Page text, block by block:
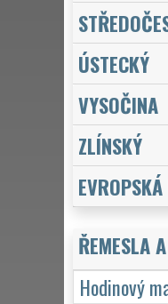
ÚSTECKÝ
VYSOČINA
ZLÍNSKÝ
ŘEMESLA
Hodinový